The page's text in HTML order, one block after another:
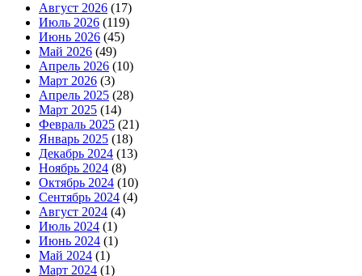
Август 2026 (17)
Июль 2026 (119)
Июнь 2026 (45)
Май 2026 (49)
Апрель 2026 (10)
Март 2026 (3)
Апрель 2025 (28)
Март 2025 (14)
Февраль 2025 (21)
Январь 2025 (18)
Декабрь 2024 (13)
Ноябрь 2024 (8)
Октябрь 2024 (10)
Сентябрь 2024 (4)
Август 2024 (4)
Июль 2024 (1)
Июнь 2024 (1)
Май 2024 (1)
Март 2024 (1)